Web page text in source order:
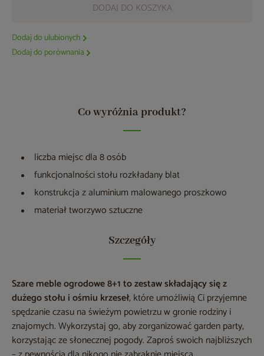
DODAJ DO KOSZYKA
Dodaj do ulubionych
Dodaj do porównania
Co wyróżnia produkt?
liczba miejsc dla 8 osób
funkcjonalności stołu rozkładany blat
konstrukcja z aluminium malowanego proszkowo
materiał tworzywo sztuczne
Szczegóły
Szare meble ogrodowe 8+1 to zestaw składający się z
dużego stołu i ośmiu krzeseł, które umożliwią Ci przyjemne
spędzanie czasu na świeżym powietrzu w gronie rodziny i
znajomych. Wykorzystaj go, aby zorganizować garden party,
korzystając ze słonecznej pogody. Zaproś swoich najbliższych